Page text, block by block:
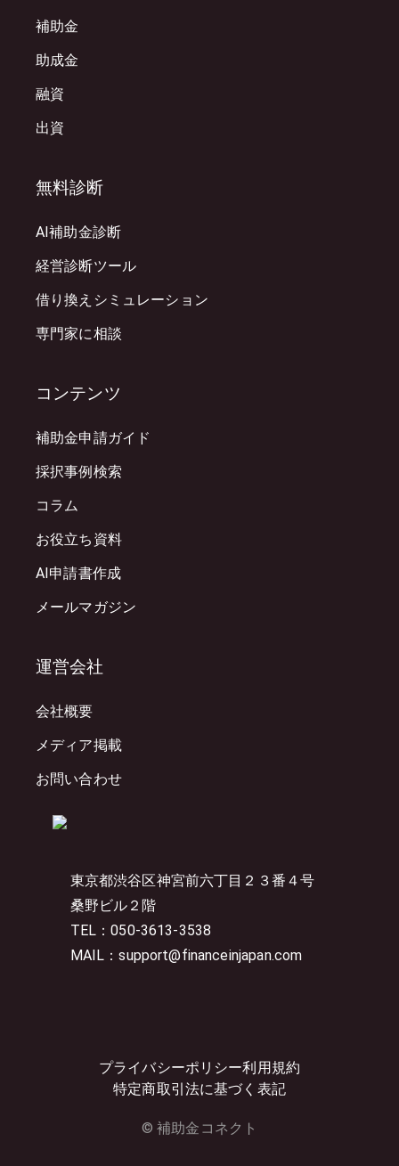
東京都渋谷区神宮前六丁目２３番４号
桑野ビル２階
TEL：050-3613-3538
MAIL：support@financeinjapan.com
プライバシーポリシー利用規約
特定商取引法に基づく表記
© 補助金コネクト
補助金
助成金
融資
出資
無料診断
AI補助金診断
経営診断ツール
借り換えシミュレーション
専門家に相談
コンテンツ
補助金申請ガイド
採択事例検索
コラム
お役立ち資料
AI申請書作成
メールマガジン
運営会社
会社概要
メディア掲載
お問い合わせ